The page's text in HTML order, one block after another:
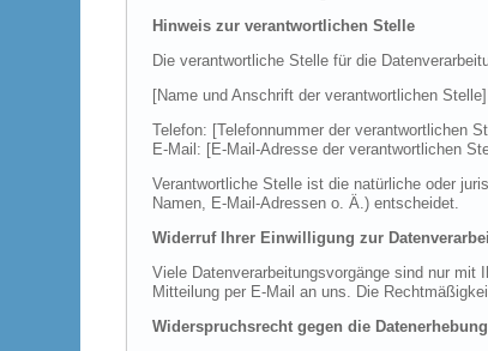
Hinweis zur verantwortlichen Stelle
Die verantwortliche Stelle für die
[Name und Anschrift der verantwortlichen Stelle]
Telefon: [Telefonnummer der verantwortlichen
E-Mail: [E-Mail-Adresse der verantwortlichen
Verantwortliche Stelle ist die natürliche oder
Namen, E-Mail-Adressen o. Ä.) entscheidet.
Widerruf Ihrer Einwilligung zur
Viele Datenverarbeitungsvorgänge sind nur
Mitteilung per E-Mail an uns. Die
Widerspruchsrecht gegen die